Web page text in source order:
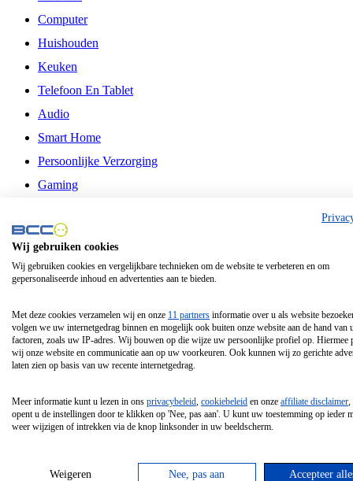
Computer
Huishouden
Keuken
Telefoon En Tablet
Audio
Smart Home
Persoonlijke Verzorging
Gaming
Philips
Schermgrootte 24 Inch
Schermgrootte 85 Inch
Schermgrootte 98 Inch
Tcl
Hd Led Tv
Antennekabel
Wij gebruiken cookies
Wij gebruiken cookies en vergelijkbare technieken om de website te verbeteren en om
gepersonaliseerde inhoud en advertenties aan te bieden.
Met deze cookies verzamelen wij en onze 11 partners informatie over u als website
volgen we uw internetgedrag binnen en mogelijk ook buiten onze website aan de hand van
factoren, zoals uw IP-adres. Wij bouwen op die wijze uw persoonlijke profiel op. Hiermee
wij onze website en communicatie aan op uw voorkeuren. Ook kunnen wij zo gerichte
laten zien op basis van uw recente internetgedrag.
Meer informatie kunt u lezen in ons privacybeleid, cookiebeleid en onze affiliate disclaimer,
opent u de instellingen door te klikken op 'Nee, pas aan'. U kunt uw toestemming op ieder
weer wijzigen of intrekken via de knop linksonder in uw beeldscherm.
Weigeren Nee, pas aan Accepteer